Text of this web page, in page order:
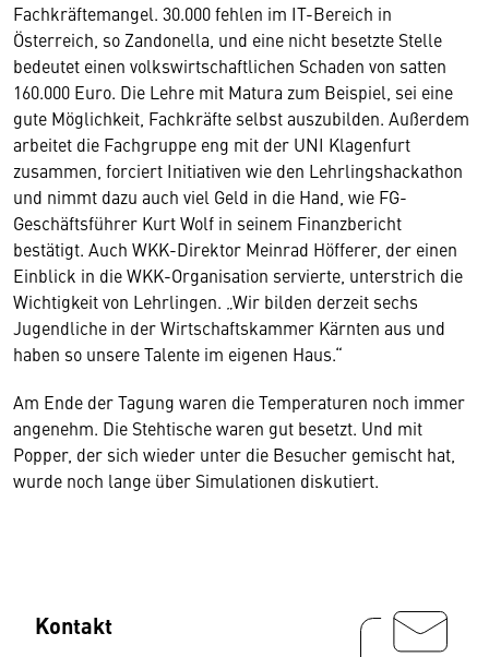
Fachkräftemangel. 30.000 fehlen im IT-Bereich in
Österreich, so Zandonella, und eine nicht besetzte Stelle
bedeutet einen volkswirtschaftlichen Schaden von satten
160.000 Euro. Die Lehre mit Matura zum Beispiel, sei eine
gute Möglichkeit, Fachkräfte selbst auszubilden. Außerdem
arbeitet die Fachgruppe eng mit der UNI Klagenfurt
zusammen, forciert Initiativen wie den Lehrlingshackathon
und nimmt dazu auch viel Geld in die Hand, wie FG-
Geschäftsführer Kurt Wolf in seinem Finanzbericht
bestätigt. Auch WKK-Direktor Meinrad Höfferer, der einen
Einblick in die WKK-Organisation servierte, unterstrich die
Wichtigkeit von Lehrlingen. „Wir bilden derzeit sechs
Jugendliche in der Wirtschaftskammer Kärnten aus und
haben so unsere Talente im eigenen Haus.“
Am Ende der Tagung waren die Temperaturen noch immer
angenehm. Die Stehtische waren gut besetzt. Und mit
Popper, der sich wieder unter die Besucher gemischt hat,
wurde noch lange über Simulationen diskutiert.
Kontakt